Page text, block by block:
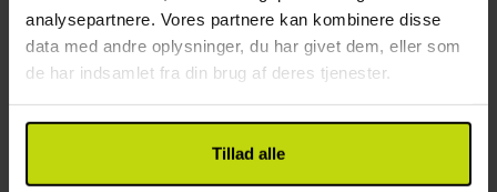
analysepartnere. Vores partnere kan kombinere disse
data med andre oplysninger, du har givet dem, eller som
de har indsamlet fra din brug af deres tjenester.
Tillad alle
Kun morgenmadsrestaurant
Bar
Mulighed for laktosefri mad
Mulighed for glutenfri mad
Mulighed for vegetar mad
Åbningstider i baren: 24/7